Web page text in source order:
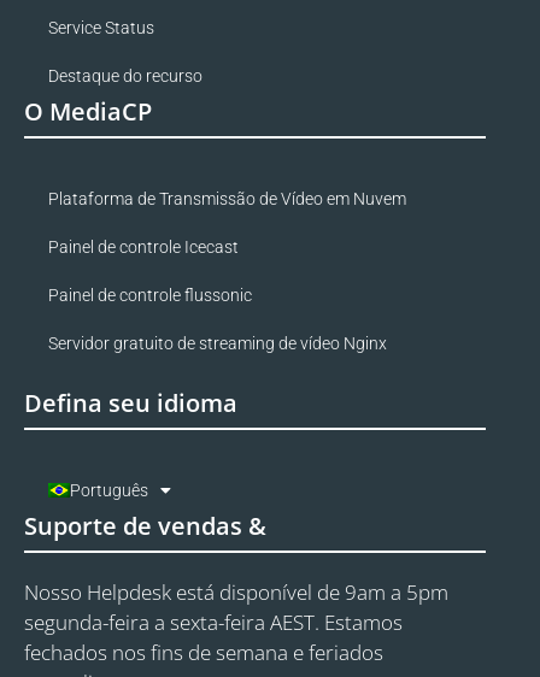
Service Status
Destaque do recurso
O MediaCP
Plataforma de Transmissão de Vídeo em Nuvem
Painel de controle Icecast
Painel de controle flussonic
Servidor gratuito de streaming de vídeo Nginx
Defina seu idioma
Português
Suporte de vendas &
Nosso Helpdesk está disponível de 9am a 5pm
segunda-feira a sexta-feira AEST. Estamos
fechados nos fins de semana e feriados